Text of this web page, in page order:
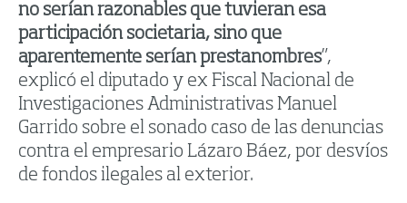
no serían razonables que tuvieran esa
participación societaria, sino que
aparentemente serían prestanombres”,
explicó el diputado y ex Fiscal Nacional de
Investigaciones Administrativas Manuel
Garrido sobre el sonado caso de las denuncias
contra el empresario Lázaro Báez, por desvíos
de fondos ilegales al exterior.